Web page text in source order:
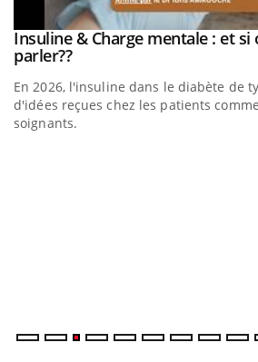
Youtube
Insuline & Charge mentale : et si
parler??Youtube
En 2026, l'insuline dans le diabète de
d'idées reçues chez les patients
soignants.